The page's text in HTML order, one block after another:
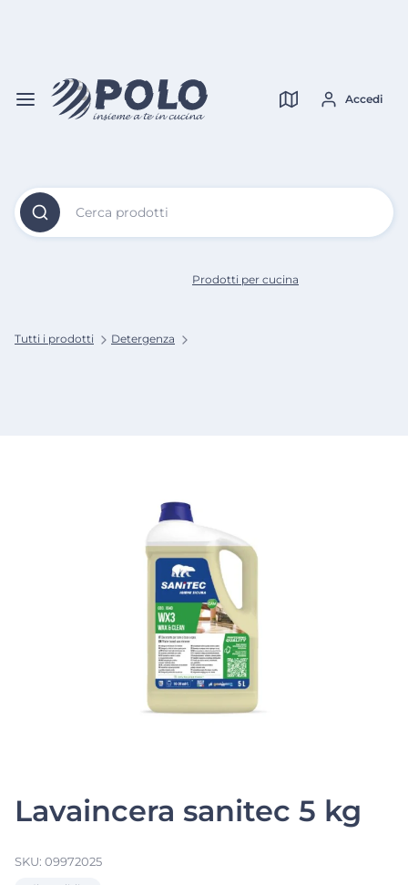
Cerca prodotti
Accedi
Tutti i prodotti Detergenza
Prodotti per cucina
Lavaincera sanitec 5 kg
SKU: 09972025